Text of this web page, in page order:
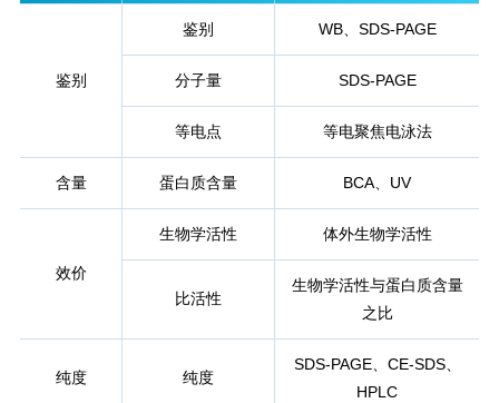
鉴别
鉴别 WB、SDS-PAGE
分子量 SDS-PAGE
等电点 等电聚焦电泳法
含量 蛋白质含量 BCA、UV
效价
生物学活性 体外生物学活性
比活性
生物学活性与蛋白质含量
之比
纯度 纯度
SDS-PAGE、CE-SDS、
HPLC